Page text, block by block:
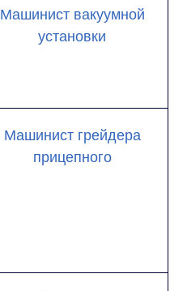
Машинист вакуумной
установки
Машинист грейдера
прицепного